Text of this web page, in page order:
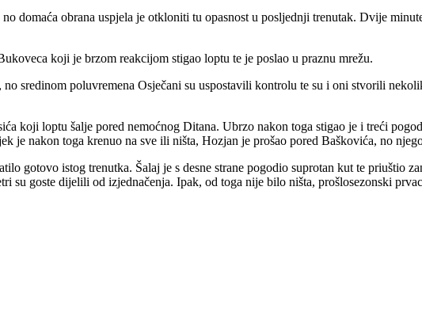
domaća obrana uspjela je otkloniti tu opasnost u posljednji trenutak. Dvije
koji je brzom reakcijom stigao loptu te je poslao u praznu mrežu.
sredinom poluvremena Osječani su uspostavili kontrolu te su i oni stvorili
koji loptu šalje pored nemoćnog Ditana. Ubrzo nakon toga stigao je i treći
je nakon toga krenuo na sve ili ništa, Hozjan je prošao pored Baškovića, no
gotovo istog trenutka. Šalaj je s desne strane pogodio suprotan kut te priuštio
goste dijelili od izjednačenja. Ipak, od toga nije bilo ništa, prošlosezonski